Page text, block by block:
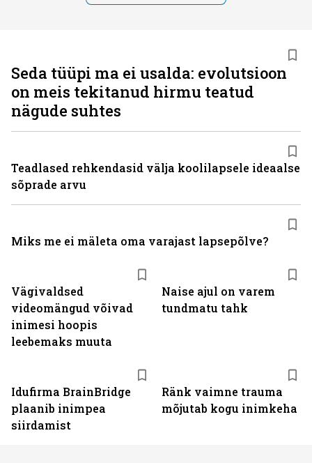
Vägivaldsed
videomängud võivad
inimesi hoopis
leebemaks muuta
Naise ajul on varem
tundmatu tahk
Idufirma BrainBridge
plaanib inimpea
siirdamist
Ränk vaimne trauma
mõjutab kogu inimkeha
Seda tüüpi ma ei usalda: evolutsioon
on meis tekitanud hirmu teatud
nägude suhtes
Teadlased rehkendasid välja koolilapsele ideaalse
sõprade arvu
Miks me ei mäleta oma varajast lapsepõlve?